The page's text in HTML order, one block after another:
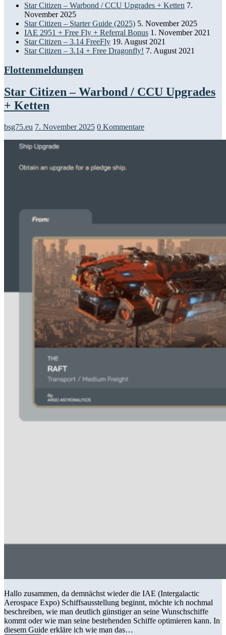
Star Citizen – Warbond / CCU Upgrades + Ketten 7.
November 2025
Star Citizen – Starter Guide (2025) 5. November 2025
IAE 2951 + Free Fly + Referral Bonus 1. November 2021
Star Citizen – 3.14 FreeFly 19. August 2021
Star Citizen – 3.14 + Free Dragonfly! 7. August 2021
Flottenmeldungen
Star Citizen – Warbond / CCU Upgrades
+ Ketten
bsg75.eu 7. November 2025 0 Kommentare
Hallo zusammen, da demnächst wieder die IAE (Intergalactic
Aerospace Expo) Schiffsausstellung beginnt, möchte ich nochmal
beschreiben, wie man deutlich günstiger an seine Wunschschiffe
kommt oder wie man seine bestehenden Schiffe optimieren kann. In
diesem Guide erkläre ich wie man das…